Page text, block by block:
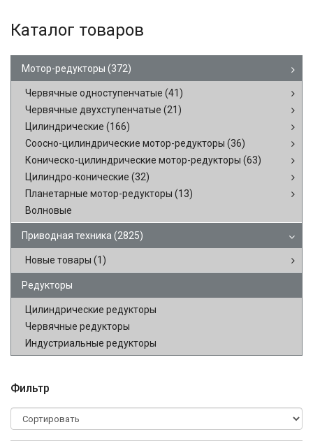
Каталог товаров
Мотор-редукторы (372)
Червячные одноступенчатые (41)
Червячные двухступенчатые (21)
Цилиндрические (166)
Соосно-цилиндрические мотор-редукторы (36)
Коническо-цилиндрические мотор-редукторы (63)
Цилиндро-конические (32)
Планетарные мотор-редукторы (13)
Волновые
Приводная техника (2825)
Новые товары (1)
Редукторы
Цилиндрические редукторы
Червячные редукторы
Индустриальные редукторы
Фильтр